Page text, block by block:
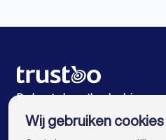
De beste hypotheekadviseurs
Wij gebruiken cookies